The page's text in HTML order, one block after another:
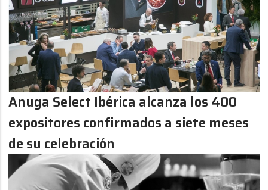
Anuga Select Ibérica alcanza los 400
expositores confirmados a siete meses
de su celebración